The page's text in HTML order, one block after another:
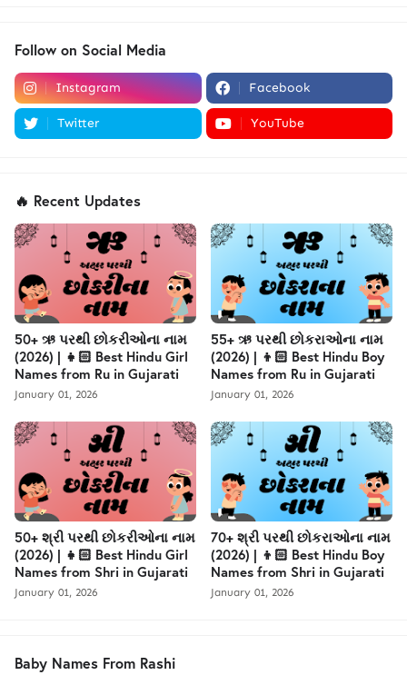
Follow on Social Media
Instagram Facebook
Twitter YouTube
🔥 Recent Updates
50+ ઋ પરથી છોકરીઓના નામ
(2026) | 👧🏻 Best Hindu Girl
Names from Ru in Gujarati
January 01, 2026
55+ ઋ પરથી છોકરાઓના નામ
(2026) | 👦🏻 Best Hindu Boy
Names from Ru in Gujarati
January 01, 2026
50+ શ્રી પરથી છોકરીઓના નામ
(2026) | 👧🏻 Best Hindu Girl
Names from Shri in Gujarati
January 01, 2026
70+ શ્રી પરથી છોકરાઓના નામ
(2026) | 👦🏻 Best Hindu Boy
Names from Shri in Gujarati
January 01, 2026
Baby Names From Rashi